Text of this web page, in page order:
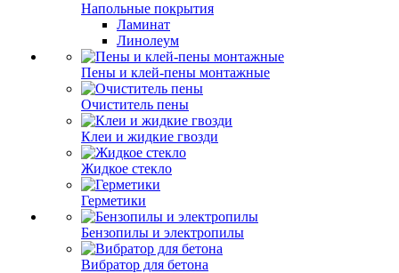
Напольные покрытия
Ламинат
Линолеум
Пены и клей-пены монтажные
Очиститель пены
Клеи и жидкие гвозди
Жидкое стекло
Герметики
Бензопилы и электропилы
Вибратор для бетона